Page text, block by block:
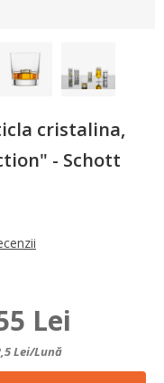
cristalina,
- Schott
Lei
Lei/lună